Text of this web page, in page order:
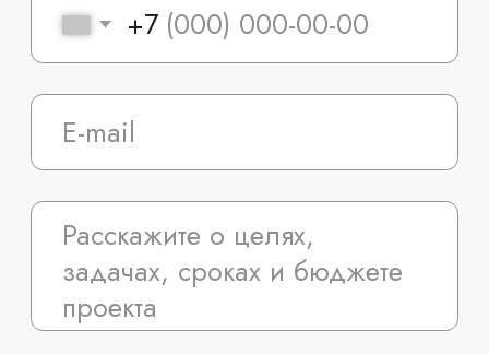
Информация на сайте носит ознакомительный
характер и не является публичной офертой,
определяемой положениями статьи 437